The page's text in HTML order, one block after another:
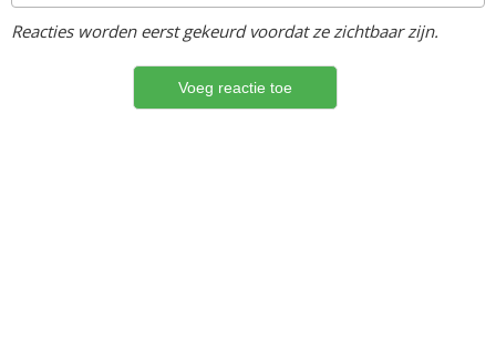
Reacties worden eerst gekeurd voordat ze zichtbaar zijn.